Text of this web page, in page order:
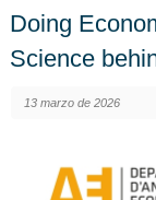
Doing
Science
13 marzo de 2026